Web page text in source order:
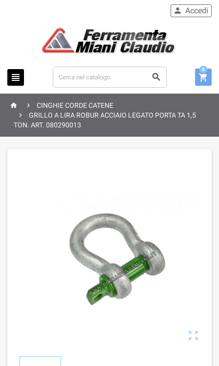
 
 Accedi

0
 
CINGHIE CORDE CATENE

GRILLO A LIRA ROBUR ACCIAIO LEGATO PORTA TA 1,5
TON. ART. 080290013
